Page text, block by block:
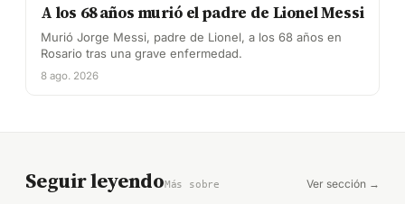
A los 68 años murió el padre de Lionel Messi
Murió Jorge Messi, padre de Lionel, a los 68 años en
Rosario tras una grave enfermedad.
8 ago. 2026
Seguir leyendoMás sobre Ver sección →